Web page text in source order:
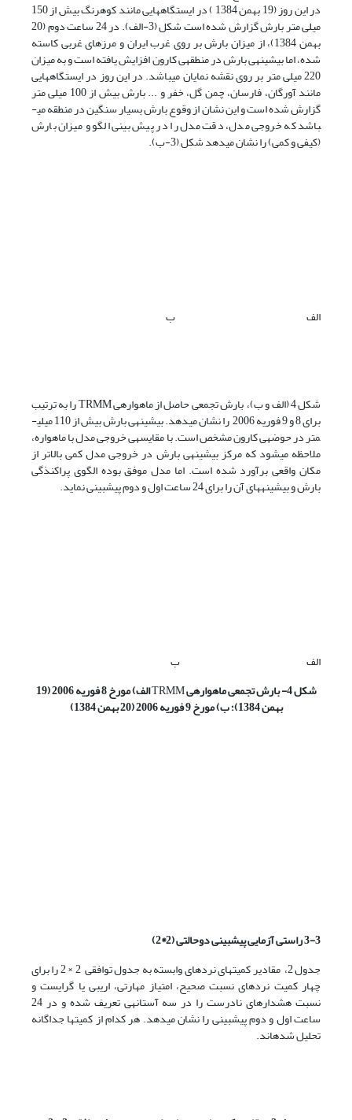
در این روز (19 بهمن 1384 ) در ایستگاه­هایی مانند کوهرنگ بیش از 150
میلی متر بارش گزارش شده است شکل (3-الف). در 24 ساعت دوم (20
بهمن 1384)، از میزان بارش بر روی غرب ایران و مرزهای غربی کاسته
شده، اما بیشینه­ی بارش در منطقه­ی کارون افزایش یافته است و به میزان
220 میلی متر بر روی نقشه نمایان می­باشد. در این روز در ایستگاه­هایی
مانند آورگان، فارسان، چمن گل، خفر و ... بارش بیش از 100 میلی متر
گزارش شده است و این نشان از وقوع بارش بسیار سنگین در منطقه می­
باشد که خروجی مدل، دقت مدل را در پیش بینی الگو و میزان بارش
(کیفی و کمی) را نشان می­دهد شکل (3-ب).
الف ب
شکل 4 (الف و ب)، بارش تجمعی حاصل از ماهواره­ی TRMM را به ترتیب
برای 8 و 9 فوریه 2006 را نشان می­دهد. بیشینه­ی بارش بیش از 110 میلی­
متر در حوضه­ی کارون مشخص است. با مقایسه­ی خروجی مدل با ماهواره،
ملاحظه می­شود که مرکز بیشینه­ی بارش در خروجی مدل کمی بالاتر از
مکان واقعی برآورد شده است. اما مدل موفق بوده الگوی پراکنذگی
بارش و بیشینه­های آن را برای 24 ساعت اول و دوم پیش­بینی نماید.
الف
ب
شکل 4- بارش تجمعی ماهواره­ی
TRMM الف) مورخ 8 فوریه 2006 (19
بهمن 1384)؛ ب) مورخ 9 فوریه 2006 (20 بهمن 1384)
3-3 راستی آزمایی پیش­بینی دوحالتی (2*2)
جدول 2، مقادیر کمیت­های نرده­ای وابسته به جدول توافقی 2 × 2 را برای
چهار کمیت نرده­ای نسبت صحیح، امتیاز مهارتی، اریبی یا گرایست و
نسبت هشدارهای نادرست را در سه آستانه­ی تعریف شده و در 24
ساعت اول و دوم پیش­بینی را نشان می­دهد. هر کدام از کمیت­ها جداگانه
تحلیل شده­اند.